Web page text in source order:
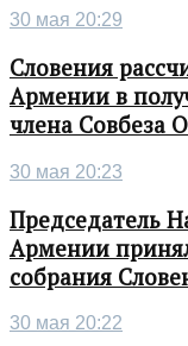
30 мая 20:29
Словения
Армении в
члена Совбеза
30 мая 20:23
Председатель
Армении
собрания
30 мая 20:22